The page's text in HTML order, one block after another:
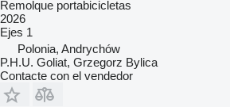
Remolque portabicicletas
2026
Ejes 1
Polonia, Andrychów
P.H.U. Goliat, Grzegorz Bylica
Contacte con el vendedor